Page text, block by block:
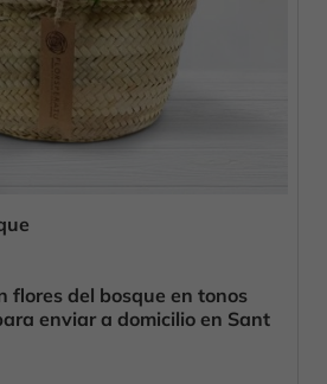
flores del bosque en tonos
enviar a domicilio en Sant